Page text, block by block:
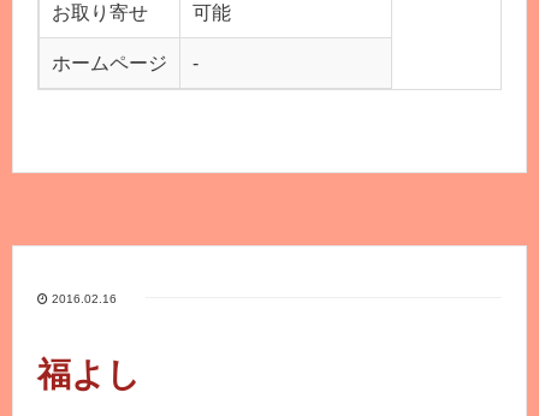
お取り寄せ 可能
ホームページ -
2016.02.16
福よし